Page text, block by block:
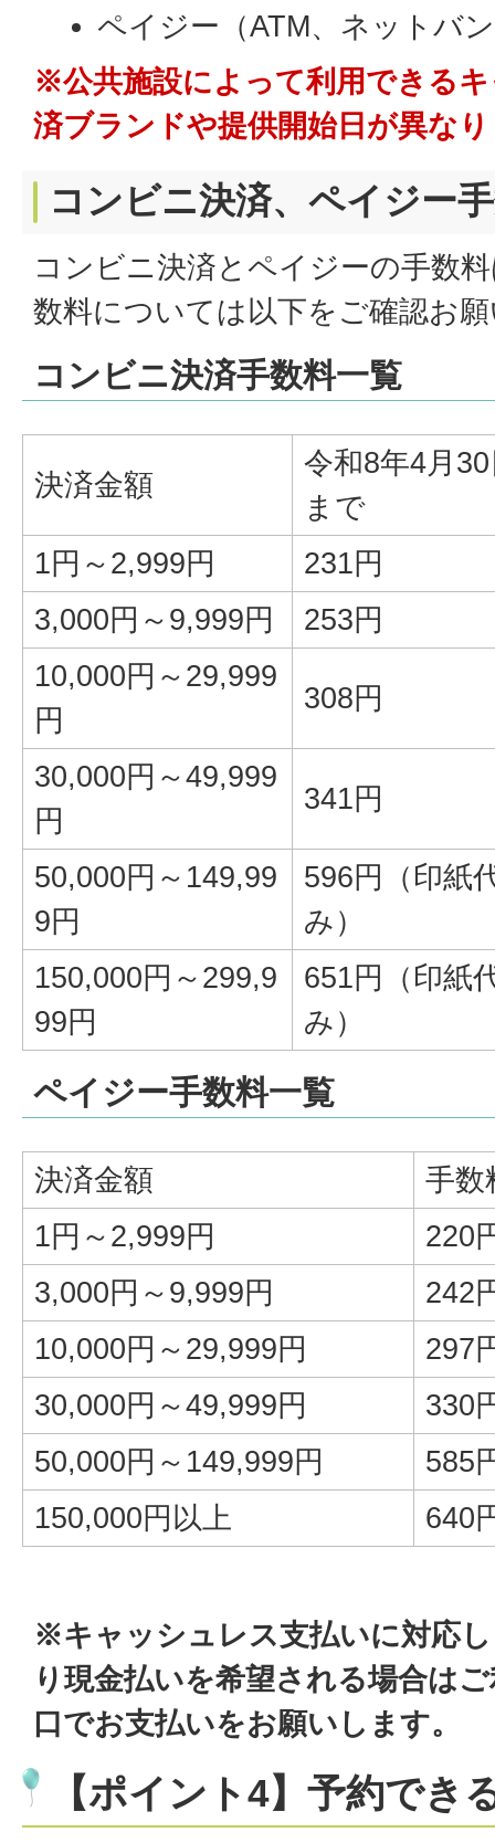
ペイジー（ATM、ネットバ
※公共施設によって利用できる
済ブランドや提供開始日が異な
コンビニ決済、ペイジー
コンビニ決済とペイジーの手数
数料については以下をご確認お
コンビニ決済手数料一覧
決済金額
令和8年4月
まで
1円～2,999円
231円
3,000円～9,999円
253円
10,000円～29,999
円
308円
30,000円～49,999
円
341円
50,000円～149,99
9円
596円（印紙
み）
150,000円～299,9
99円
651円（印紙
み）
ペイジー手数料一覧
決済金額
手数
1円～2,999円
220
3,000円～9,999円
242
10,000円～29,999円
297
30,000円～49,999円
330
50,000円～149,999円
585
150,000円以上
640
※キャッシュレス支払いに対応
り現金払いを希望される場合は
口でお支払いをお願いします。
【ポイント4】予約でき